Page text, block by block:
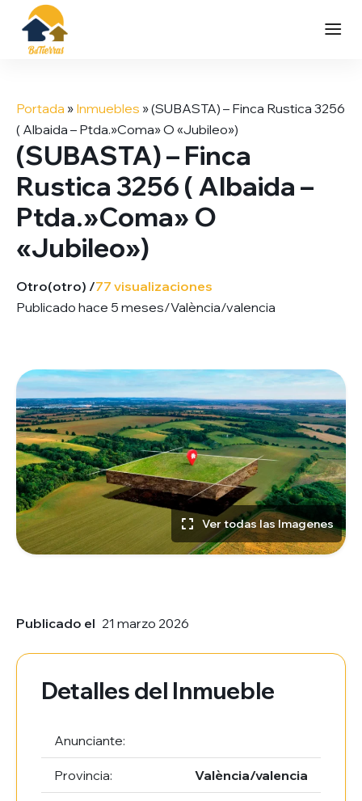
contenido
Portada » Inmuebles »(SUBASTA) – Finca Rustica 3256
( Albaida – Ptda.»Coma» O «Jubileo»)
(SUBASTA) – Finca
Rustica 3256 ( Albaida –
Ptda.»Coma» O
«Jubileo»)
Otro(otro) /77 visualizaciones
Publicado hace 5 meses/València/valencia
Ver todas las Imagenes
Publicado el 21 marzo 2026
Detalles del Inmueble
Anunciante:
Provincia: València/valencia